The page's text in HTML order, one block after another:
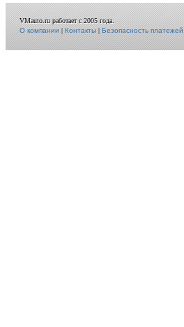
VMauto.ru работает с 2005 года.
О компании|Контакты|Безопасность платежей